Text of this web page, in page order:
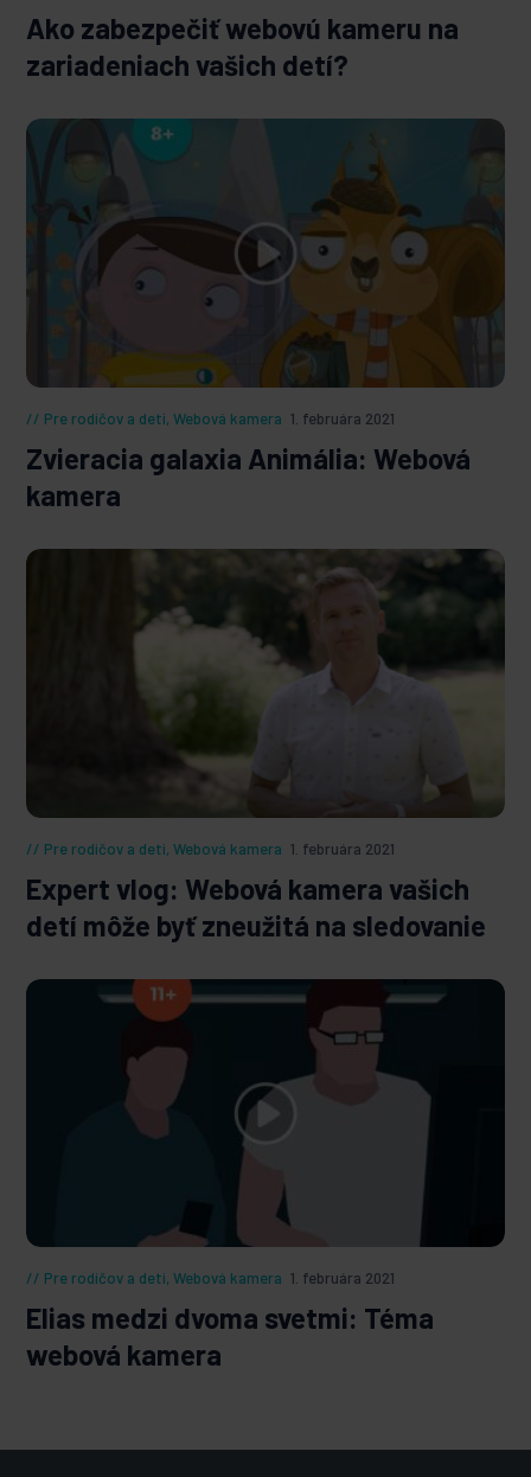
Ako zabezpečiť webovú kameru na
zariadeniach vašich detí?
Pre rodičov a deti,Webová kamera 1. februára 2021
Zvieracia galaxia Animália: Webová
kamera
Pre rodičov a deti,Webová kamera 1. februára 2021
Expert vlog: Webová kamera vašich
detí môže byť zneužitá na sledovanie
Pre rodičov a deti,Webová kamera 1. februára 2021
Elias medzi dvoma svetmi: Téma
webová kamera